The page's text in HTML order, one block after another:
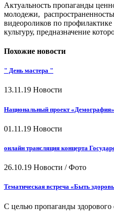
Актуальность пропаганды
молодежи,
видеороликов по
культуру, предназначение
Похожие новости
" День мастера "
13.11.19 Новости
Национальный проект
01.11.19 Новости
онлайн трансляция концерта
26.10.19 Новости / Фото
Тематическая встреча «Быть
С целью пропаганды